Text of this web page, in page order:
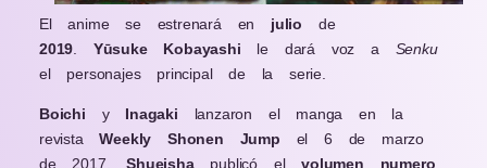
El anime se estrenará en julio de
2019
Yūsuke Kobayashi le dará voz a Senku
el personajes principal de la serie.
Boichi y Inagaki lanzaron el manga en la
revistaWeekly Shonen Jump el 6 de marzo
de 2017.Shueisha publicó elvolumen numero